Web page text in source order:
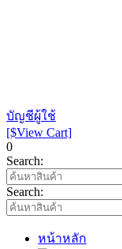
บัญชีผู้ใช้
[$View Cart]
0
Search:
Search:
หน้าหลัก